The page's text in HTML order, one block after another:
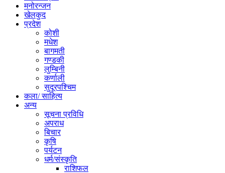
मनोरन्जन
खेलकुद
प्रदेश
कोशी
मधेश
बागमती
गण्डकी
लुम्बिनी
कर्णाली
सुदूरपश्चिम
कला/ साहित्य
अन्य
सूचना प्रविधि
अपराध
बिचार
कृषि
पर्यटन
धर्म/संस्कृति
राशिफल